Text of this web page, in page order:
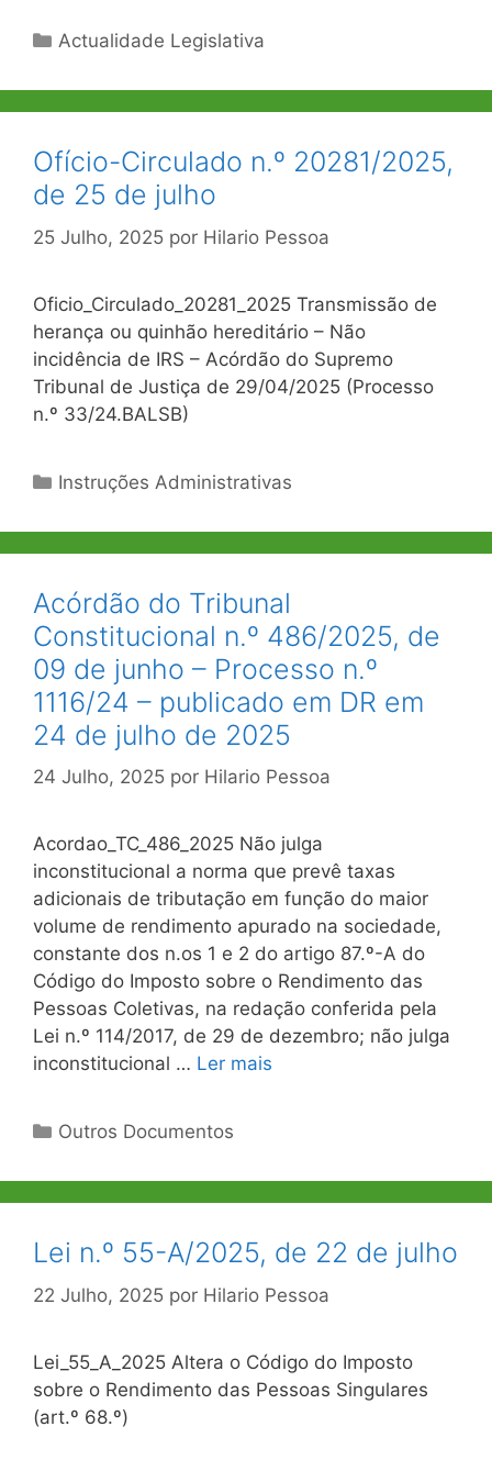
Categorias
Actualidade Legislativa
Ofício-Circulado n.º 20281/2025,
de 25 de julho
25 Julho, 2025 por Hilario Pessoa
Oficio_Circulado_20281_2025 Transmissão de
herança ou quinhão hereditário – Não
incidência de IRS – Acórdão do Supremo
Tribunal de Justiça de 29/04/2025 (Processo
n.º 33/24.BALSB)
Categorias
Instruções Administrativas
Acórdão do Tribunal
Constitucional n.º 486/2025, de
09 de junho – Processo n.º
1116/24 – publicado em DR em
24 de julho de 2025
24 Julho, 2025 por Hilario Pessoa
Acordao_TC_486_2025 Não julga
inconstitucional a norma que prevê taxas
adicionais de tributação em função do maior
volume de rendimento apurado na sociedade,
constante dos n.os 1 e 2 do artigo 87.º-A do
Código do Imposto sobre o Rendimento das
Pessoas Coletivas, na redação conferida pela
Lei n.º 114/2017, de 29 de dezembro; não julga
inconstitucional … Ler mais
Categorias
Outros Documentos
Lei n.º 55-A/2025, de 22 de julho
22 Julho, 2025 por Hilario Pessoa
Lei_55_A_2025 Altera o Código do Imposto
sobre o Rendimento das Pessoas Singulares
(art.º 68.º)